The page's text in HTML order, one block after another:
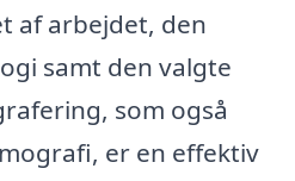
af arbejdet, den
samt den valgte
som også
er en effektiv